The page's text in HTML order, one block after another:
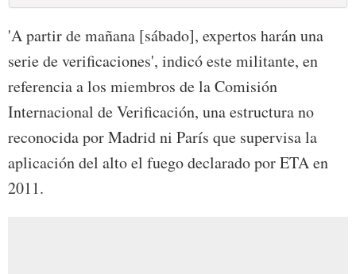
'A partir de mañana [sábado], expertos harán una
serie de verificaciones', indicó este militante, en
referencia a los miembros de la Comisión
Internacional de Verificación, una estructura no
reconocida por Madrid ni París que supervisa la
aplicación del alto el fuego declarado por ETA en
2011.